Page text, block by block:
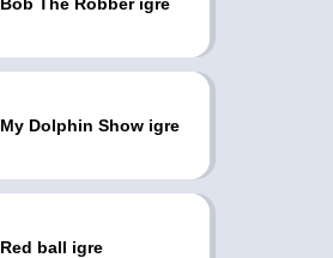
My Dolphin Show igre
Red ball igre